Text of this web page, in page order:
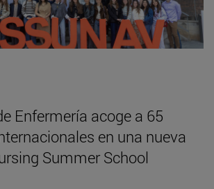
Enfermería acoge a 65
en una nueva
Summer School